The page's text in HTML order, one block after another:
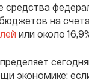
средства
на
или около
экономике: